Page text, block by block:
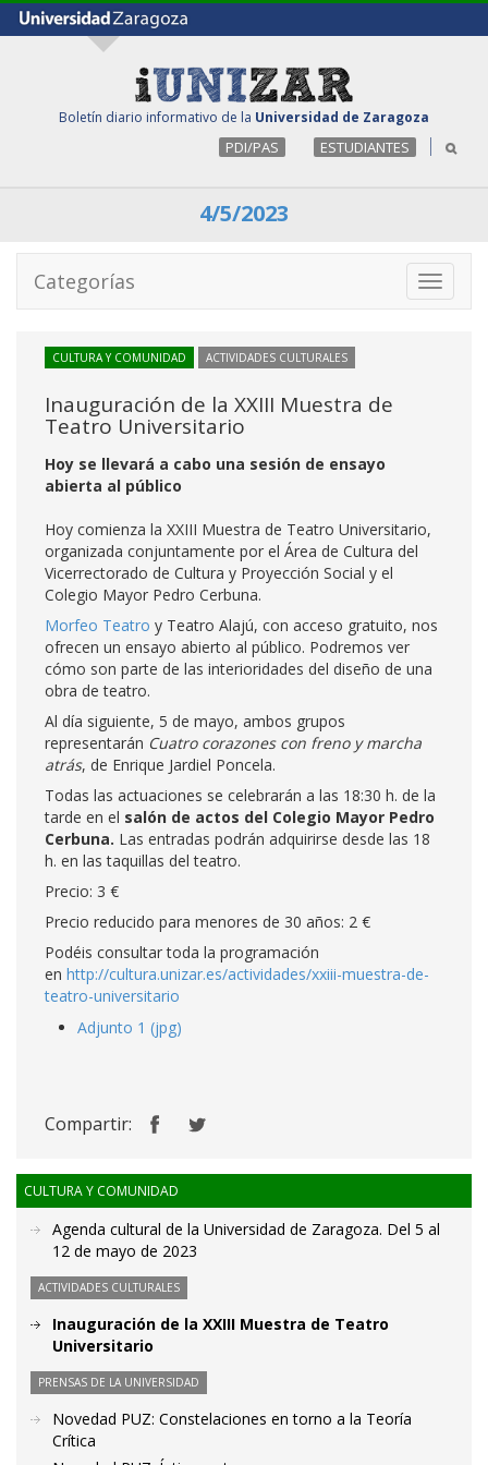
Boletín diario informativo de la Universidad de Zaragoza
PDI/PAS ESTUDIANTES
4/5/2023
Toggle
Categorías
CULTURA Y COMUNIDAD ACTIVIDADES CULTURALES
Inauguración de la XXIII Muestra de
Teatro Universitario
Hoy se llevará a cabo una sesión de ensayo
abierta al público
Hoy comienza la XXIII Muestra de Teatro Universitario,
organizada conjuntamente por el Área de Cultura del
Vicerrectorado de Cultura y Proyección Social y el
Colegio Mayor Pedro Cerbuna.
Morfeo Teatro y Teatro Alajú, con acceso gratuito, nos
ofrecen un ensayo abierto al público. Podremos ver
cómo son parte de las interioridades del diseño de una
obra de teatro.
Al día siguiente, 5 de mayo, ambos grupos
representarán Cuatro corazones con freno y marcha
atrás, de Enrique Jardiel Poncela.
Todas las actuaciones se celebrarán a las 18:30 h. de la
tarde en el salón de actos del Colegio Mayor Pedro
Cerbuna. Las entradas podrán adquirirse desde las 18
h. en las taquillas del teatro.
Precio: 3 €
Precio reducido para menores de 30 años: 2 €
Podéis consultar toda la programación
en http://cultura.unizar.es/actividades/xxiii-muestra-de-
teatro-universitario
Adjunto 1 (jpg)
Compartir:
CULTURA Y COMUNIDAD
Agenda cultural de la Universidad de Zaragoza. Del 5 al
12 de mayo de 2023
ACTIVIDADES CULTURALES
Inauguración de la XXIII Muestra de Teatro
Universitario
PRENSAS DE LA UNIVERSIDAD
Novedad PUZ: Constelaciones en torno a la Teoría
Crítica